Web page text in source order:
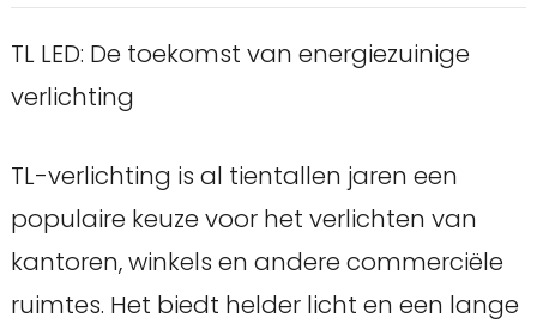
TL LED: De toekomst van energiezuinige
verlichting
TL-verlichting is al tientallen jaren een
populaire keuze voor het verlichten van
kantoren, winkels en andere commerciële
ruimtes. Het biedt helder licht en een lange